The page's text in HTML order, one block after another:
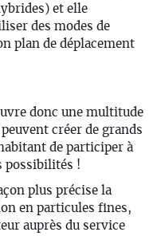
et elle
des modes de
plan de déplacement
donc une multitude
créer de grands
de participer à
possibilités !
plus précise la
en particules fines,
auprès du service